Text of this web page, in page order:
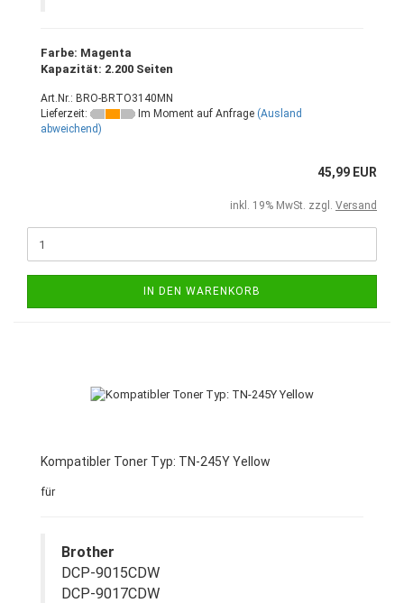
Farbe: Magenta
Kapazität: 2.200 Seiten
Art.Nr.: BRO-BRTO3140MN
Lieferzeit:
Im Moment auf Anfrage (Ausland
abweichend)
45,99 EUR
inkl. 19% MwSt. zzgl. Versand
IN DEN WARENKORB
Kompatibler Toner Typ: TN-245Y Yellow
für
Brother
DCP-9015CDW
DCP-9017CDW